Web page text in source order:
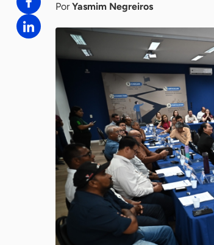
PorYasmim Negreiros